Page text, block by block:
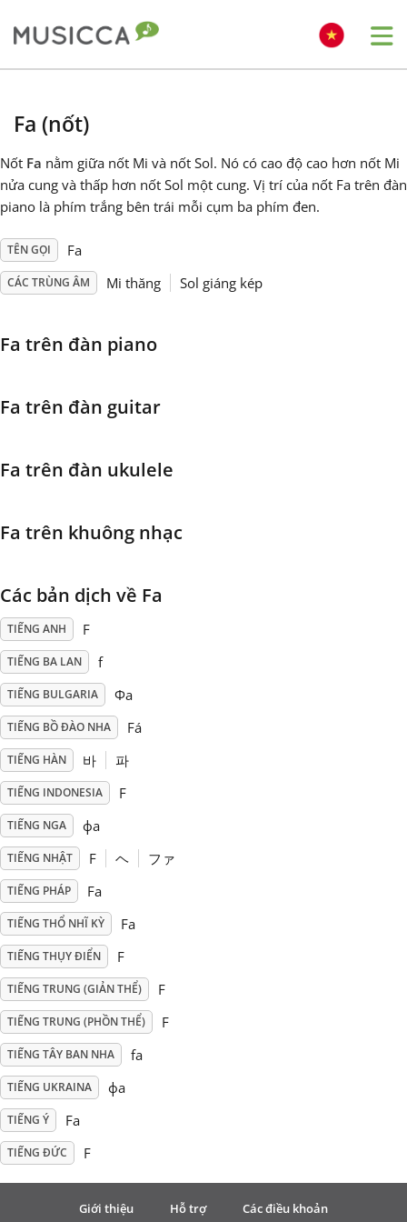
Dansk
Deutsch
Italiano
日本語
Polski
Português
Русский
Tiếng Việt
Türkçe
Українська
简体中文
Fa (nốt)
Nốt Fa nằm giữa nốt Mi và nốt Sol. Nó có cao độ cao hơn nốt Mi
nửa cung và thấp hơn nốt Sol một cung. Vị trí của nốt Fa trên đàn
piano là phím trắng bên trái mỗi cụm ba phím đen.
TÊN GỌI Fa
CÁC TRÙNG ÂM Mi thăng Sol giáng kép
Fa trên đàn piano
Fa trên đàn guitar
Fa trên đàn ukulele
Fa trên khuông nhạc
Các bản dịch về Fa
TIẾNG ANH F
TIẾNG BA LAN f
TIẾNG BULGARIA Фа
TIẾNG BỒ ĐÀO NHA Fá
TIẾNG HÀN 바 파
TIẾNG INDONESIA F
TIẾNG NGA фа
TIẾNG NHẬT F ヘ ファ
TIẾNG PHÁP Fa
TIẾNG THỔ NHĨ KỲ Fa
TIẾNG THỤY ĐIỂN F
TIẾNG TRUNG (GIẢN THỂ) F
TIẾNG TRUNG (PHỒN THỂ) F
TIẾNG TÂY BAN NHA fa
TIẾNG UKRAINA фа
TIẾNG Ý Fa
TIẾNG ĐỨC F
Giới thiệu Hỗ trợ Các điều khoản